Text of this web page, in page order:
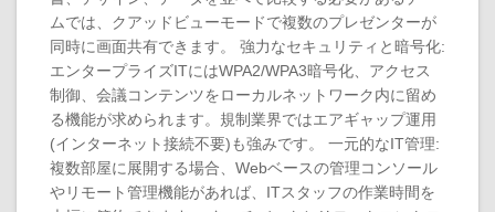
ムでは、クアッドビューモードで複数のプレゼンターが
同時に画面共有できます。 強力なセキュリティと暗号化:
エンタープライズITにはWPA2/WPA3暗号化、アクセス
制御、会議コンテンツをローカルネットワーク内に留め
る機能が求められます。規制業界ではエアギャップ運用
(インターネット接続不要)も強みです。 一元的なIT管理:
複数部屋に展開する場合、Webベースの管理コンソール
やリモート管理機能があれば、ITスタッフの作業時間を